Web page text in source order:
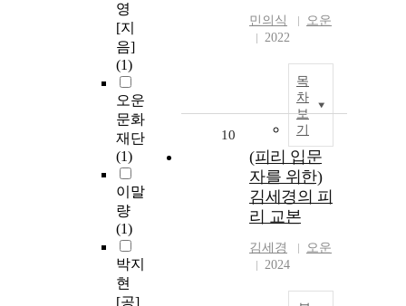
영
[지
음]
(1)
오운
문화
재단
(1)
이말
량
(1)
박지
현
[공]
민의식
오운
2022
목
차
보
기
10
(피리 입문
자를 위한)
김세경의 피
리 교본
김세경
오운
2024